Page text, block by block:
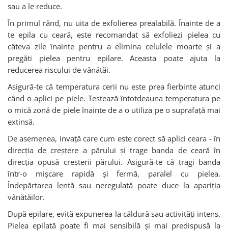
sau a le reduce.
În primul rând, nu uita de exfolierea prealabilă. Înainte de a
te epila cu ceară, este recomandat să exfoliezi pielea cu
câteva zile înainte pentru a elimina celulele moarte și a
pregăti pielea pentru epilare. Aceasta poate ajuta la
reducerea riscului de vânătăi.
Asigură-te că temperatura cerii nu este prea fierbinte atunci
când o aplici pe piele. Testează întotdeauna temperatura pe
o mică zonă de piele înainte de a o utiliza pe o suprafață mai
extinsă.
De asemenea, invață care cum este corect să aplici ceara - în
direcția de creștere a părului și trage banda de ceară în
direcția opusă creșterii părului. Asigură-te că tragi banda
într-o mișcare rapidă și fermă, paralel cu pielea.
Îndepărtarea lentă sau neregulată poate duce la apariția
vânătăilor.
După epilare, evită expunerea la căldură sau activități intens.
Pielea epilată poate fi mai sensibilă și mai predispusă la